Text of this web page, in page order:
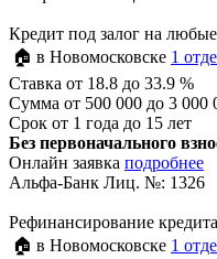
Кредит под залог на
🏠 в Новомосковске 1
Ставка от 18.8 до 33.9 %
Сумма от 500 000 до 3 000
Срок от 1 года до 15 лет
Без первоначального
Онлайн заявка подробнее
Альфа-Банк Лиц. №: 1326
Рефинансирование кредита
🏠 в Новомосковске 1